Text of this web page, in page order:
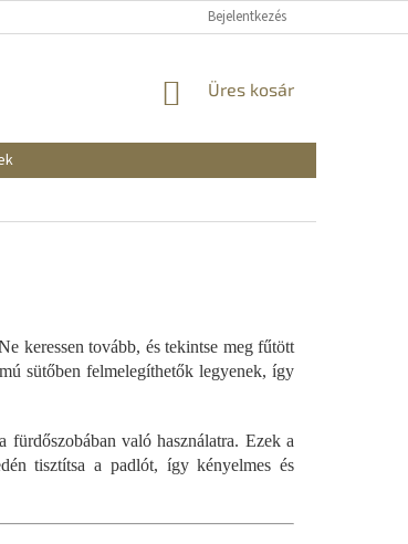
REKLAMÁCIÓK ÉS
Bejelentkezés
KOSÁR
Üres kosár
keressen tovább, és tekintse meg fűtött
sütőben felmelegíthetők legyenek, így
való használatra. Ezek a
tisztítsa a padlót, így kényelmes és